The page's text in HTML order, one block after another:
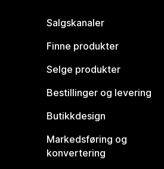
Salgskanaler
Finne produkter
Selge produkter
Bestillinger og levering
Butikkdesign
Markedsføring og
konvertering